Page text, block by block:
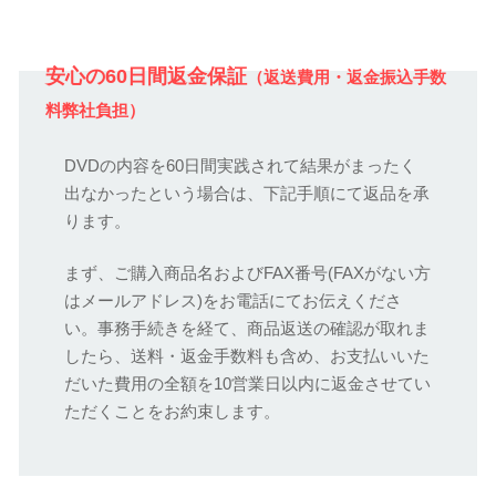
安心の60日間返金保証 （返送費用・返金振込手数
料弊社負担）
DVDの内容を60日間実践されて結果がまったく
出なかったという場合は、下記手順にて返品を承
ります。
まず、ご購入商品名およびFAX番号(FAXがない方
はメールアドレス)をお電話にてお伝えくださ
い。事務手続きを経て、商品返送の確認が取れま
したら、送料・返金手数料も含め、お支払いいた
だいた費用の全額を10営業日以内に返金させてい
ただくことをお約束します。